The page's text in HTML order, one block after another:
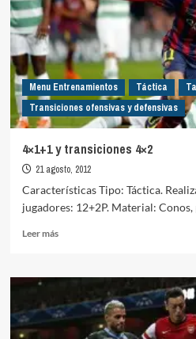
Menu Entrenamientos Táctica
Transiciones ofensivas y defensivas
4×1+1 y transiciones 4×2
21 agosto, 2012
Características Tipo: Táctica.
jugadores: 12+2P. Material: Conos,
Leer másLeer
4×1+1
transiciones
4×2